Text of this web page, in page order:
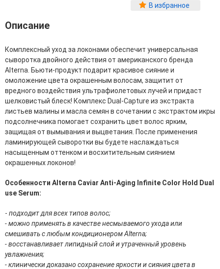
Для Лица
Ампулы для лица
Бальзамы для лица
Гели для лица
Защита от солнца для лица
Карбокситерапия
Кремы для лица
Лосьоны, тоники и мисты для лица
Маски для лица
Масла для лица
Мицеллярная вода
Молочко и сливки для лица
Наборы для ухода за лицом
Скрабы, пилинги и гоммажи для лица
Спреи для лица
Сыворотки, эликсиры, эмульсии, концентраты и
эссенции для лица
Уход для губ
Уход для кожи вокруг глаз
Флюиды для лица
В избранное
Описание
Комплексный уход за локонами обеспечит универсальная
сыворотка двойного действия от американского бренда
Alterna. Бьюти-продукт подарит красивое сияние и
омоложение цвета окрашенным волосам, защитит от
вредного воздействия ультрафиолетовых лучей и придаст
шелковистый блеск! Комплекс Dual-Capture из экстракта
листьев малины и масла семян в сочетании с экстрактом икры
подсолнечника помогает сохранить цвет волос ярким,
защищая от вымывания и выцветания. После применения
ламинирующей сыворотки вы будете наслаждаться
насыщенным оттенком и восхитительным сиянием
окрашенных локонов!
Особенности Alterna Caviar Anti-Aging Infinite Color Hold Dual
use Serum:
- подходит для всех типов волос;
- можно применять в качестве несмываемого ухода или
смешивать с любым кондиционером Alterna;
- восстанавливает липидный слой и утраченный уровень
увлажнения;
- клинически доказано сохранение яркости и сияния цвета в